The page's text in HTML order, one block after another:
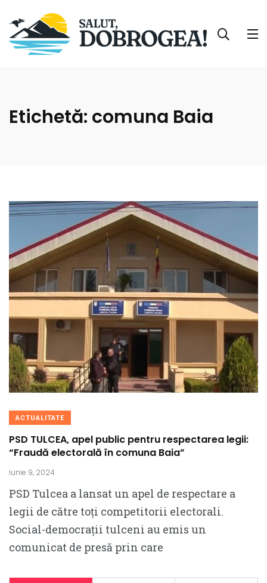
Etichetă: comuna Baia
ACTUALITATE
PSD TULCEA, apel public pentru respectarea legii:
“Fraudă electorală în comuna Baia”
iunie 9, 2024
PSD Tulcea a lansat un apel de respectare a
legii de către toți competitorii electorali.
Social-democrații tulceni au emis un
comunicat de presă prin care